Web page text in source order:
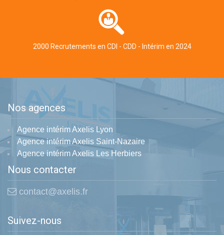
2000 Recrutements en CDI - CDD - Intérim en 2024
Nos agences
Agence intérim Axelis Lyon
Agence intérim Axelis Saint-Nazaire
Agence intérim Axelis Les Herbiers
Nous contacter
contact@axelis.fr
Suivez-nous